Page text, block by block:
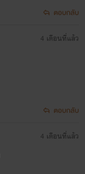
ตอบกลับ
4 เดือนที่แล้ว
ตอบกลับ
4 เดือนที่แล้ว